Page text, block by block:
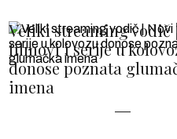
Veliki streaming vodič
filmovi i serije u
donose poznata
imena